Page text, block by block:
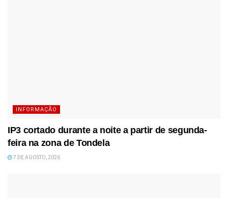
INFORMAÇÃO
IP3 cortado durante a noite a partir de segunda-
feira na zona de Tondela
7 DE AGOSTO, 2026